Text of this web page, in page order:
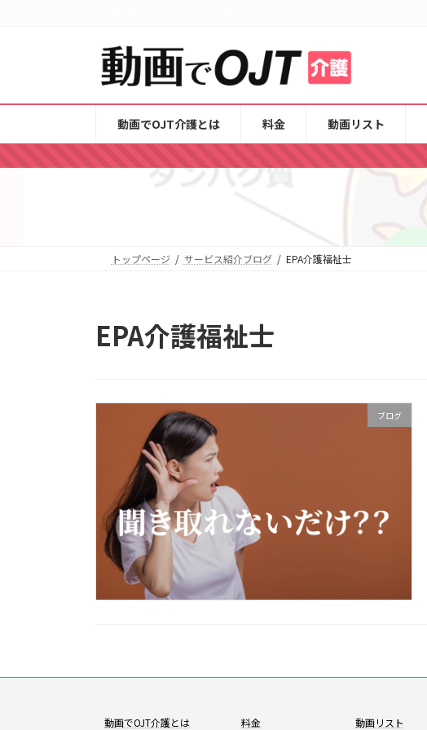
へ
キ
ッ
ョ
に
移
動画でOJT介護とは 料金 動画リスト
トップページ サービス紹介ブログ EPA介護福祉士
EPA介護福祉士
ブログ
動画でOJT介護とは 料金 動画リスト